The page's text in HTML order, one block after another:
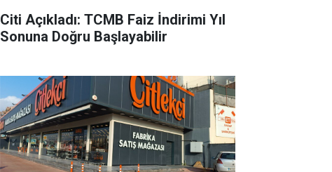
Citi Açıkladı: TCMB Faiz İndirimi Yıl
Sonuna Doğru Başlayabilir